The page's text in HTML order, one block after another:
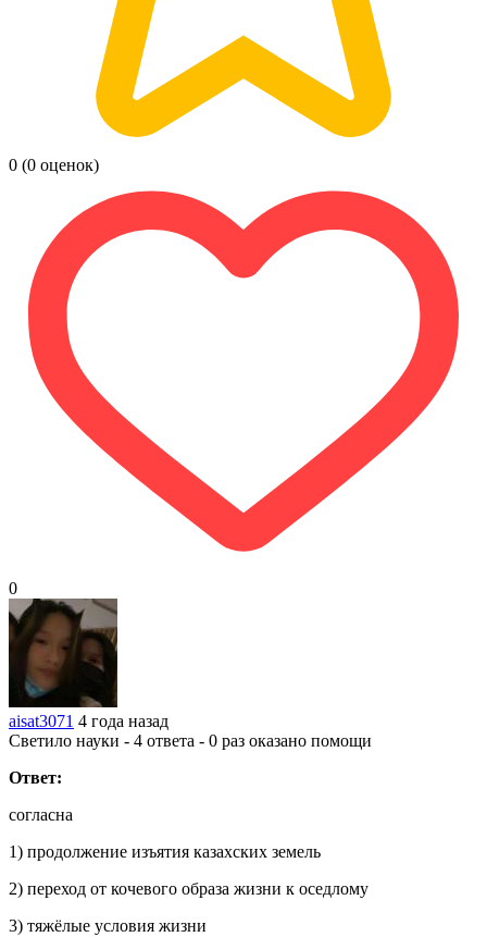
0 (0 оценок)
0
aisat3071 4 года назад
Светило науки - 4 ответа - 0 раз оказано помощи
Ответ:
согласна
1) продолжение изъятия казахских земель
2) переход от кочевого образа жизни к оседлому
3) тяжёлые условия жизни